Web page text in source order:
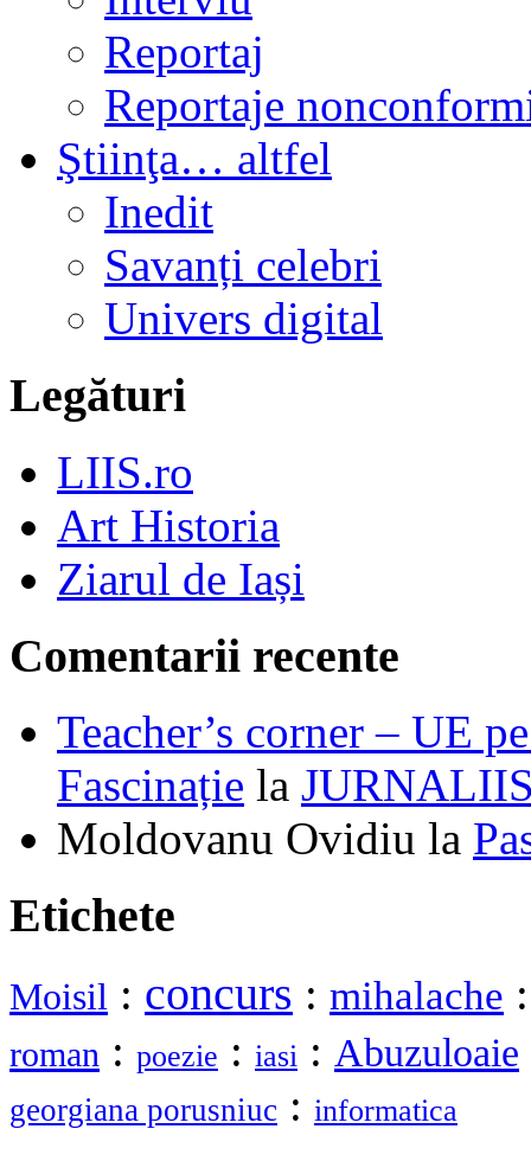
Reportaj
Reportaje
Ştiinţa… altfel
Inedit
Savanți celebri
Univers digital
Legături
LIIS.ro
Art Historia
Ziarul de Iași
Comentarii recente
Teacher’s corner – UE
Fascinație la
Moldovanu Ovidiu la
Etichete
Moisil : concurs : mihalache
roman : poezie : iasi : Abuzuloaie
georgiana porusniuc : informatica